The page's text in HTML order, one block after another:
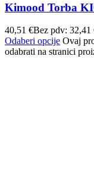
Kimood Torba
40,51 €Bez pdv: 32,41
Odaberi opcije Ovaj
odabrati na stranici